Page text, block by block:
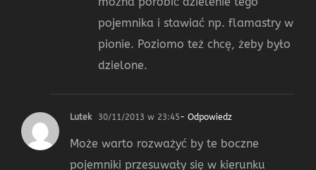
pojemnika i stawiać np. flamastry w
pionie. Poziomo też chcę, żeby było
dzielone.
Lutek 30/11/2013 w 23:45- Odpowiedz
Może warto rozważyć by te boczne
pojemniki przesuwały się w kierunku